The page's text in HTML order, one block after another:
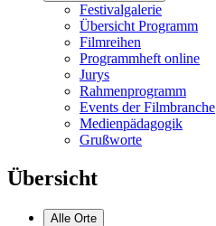
Festivalgalerie
Übersicht Programm
Filmreihen
Programmheft online
Jurys
Rahmenprogramm
Events der Filmbranche
Medienpädagogik
Grußworte
Übersicht
Alle Orte